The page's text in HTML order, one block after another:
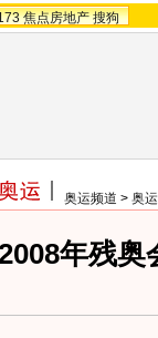
焦点房地产 搜狗
奥运频道 > 奥
年残